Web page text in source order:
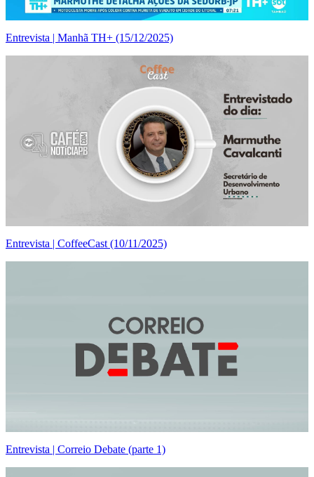
Entrevista | Manhã TH+ (15/12/2025)
Entrevista | CoffeeCast (10/11/2025)
Entrevista | Correio Debate (parte 1)